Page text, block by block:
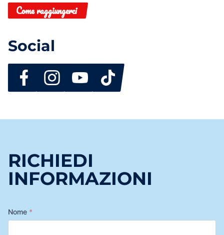
Come raggiungerci
Social
RICHIEDI
INFORMAZIONI
Nome *